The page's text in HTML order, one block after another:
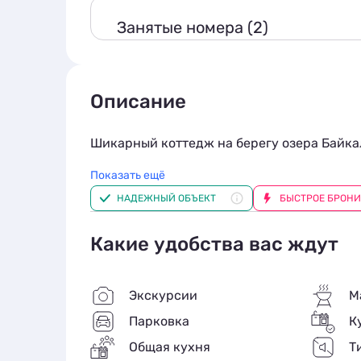
Занятые номера (2)
Не указана стоимость
Описание
Шикарный коттедж на берегу озера
Дом находится в лесном массиве в 250
В доме может расположиться до 16
Есть все удобства: встроенный гараж,
гарантирующие природную тень в жару.
Показать ещё
НАДЕЖНЫЙ ОБЪЕКТ БЫСТРОЕ
Какие удобства вас ждут
Экскурсии
Парковка
Общая кухня